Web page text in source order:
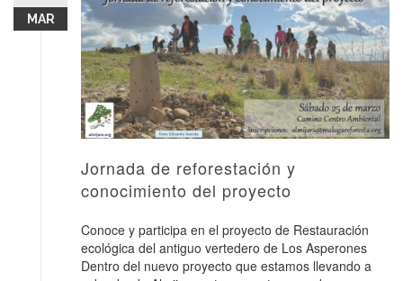
MAR
Jornada de reforestación y
conocimiento del proyecto
Conoce y participa en el proyecto de Restauración
ecológica del antiguo vertedero de Los Asperones
Dentro del nuevo proyecto que estamos llevando a